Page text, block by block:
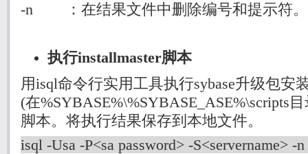
-n
：在结果文件中删除编号和提示符。
执行installmaster脚本
用isql命令行实用工具执行sybase升级包安
(在%SYBASE%\%SYBASE_ASE%\scripts
脚本。将执行结果保存到本地文件。
isql -Usa -P<sa password> -S<servername> -n